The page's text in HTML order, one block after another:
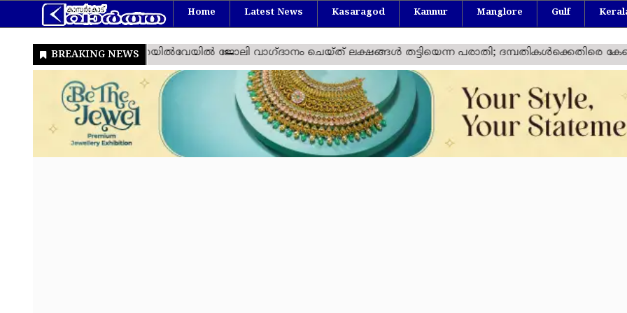
Home Latest News Kasaragod Kannur Manglore Gulf